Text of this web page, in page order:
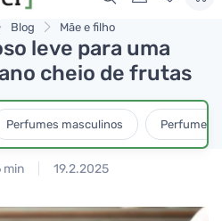
Blog Mãe e filho
leve para uma
cheio de frutas
Perfumes masculinos Perfumes
min 19.2.2025